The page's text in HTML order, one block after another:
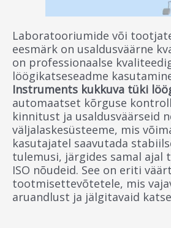
Laboratooriumide või
eesmärk on usaldusväärne
on professionaalse
löögikatseseadme
Instruments kukkuva tüki
automaatset kõrguse
kinnitust ja usaldusväärseid
väljalaskesüsteeme, mis
kasutajatel saavutada
tulemusi, järgides samal ajal
ISO nõudeid. See on eriti
tootmisettevõtetele, mis
aruandlust ja jälgitavaid